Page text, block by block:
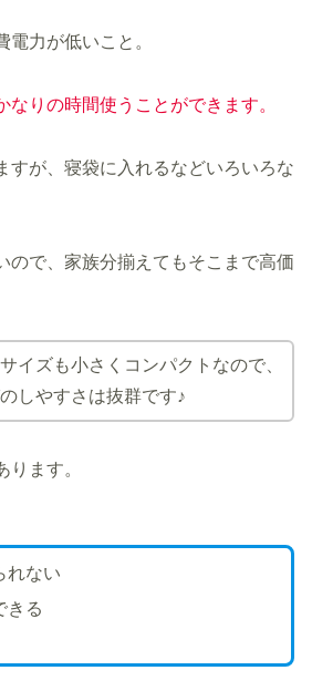
力が低いこと。
なりの時間使うことができます。
すが、寝袋に入れるなどいろいろな
ので、家族分揃えてもそこまで高価
イズも小さくコンパクトなので、
しやすさは抜群です♪
ります。
れない
きる